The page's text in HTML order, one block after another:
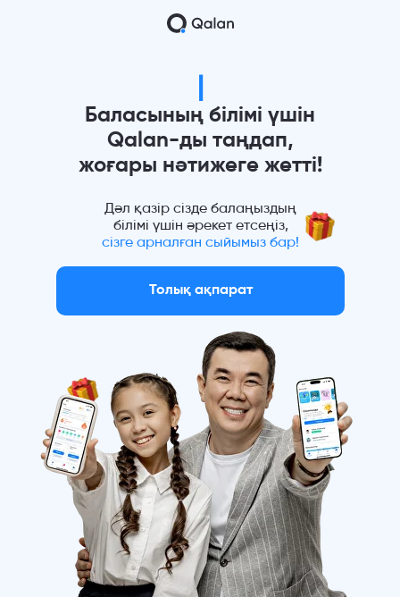
Баласының білімі үшін
Qalan-ды таңдап,
жоғары нәтижеге жетті!
Дәл қазір сізде балаңыздың
білімі үшін әрекет етсеңіз,
сізге арналған сыйымыз бар!
Толық ақпарат